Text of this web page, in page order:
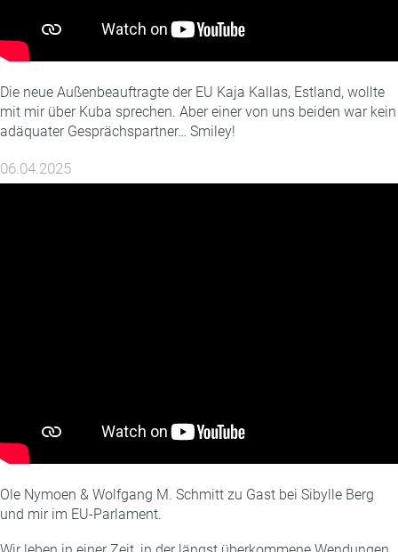
Die neue Außenbeauftragte der EU Kaja Kallas, Estland, wollte
mit mir über Kuba sprechen. Aber einer von uns beiden war kein
adäquater Gesprächspartner… Smiley!
06.04.2025
Ole Nymoen & Wolfgang M. Schmitt zu Gast bei Sibylle Berg
und mir im EU-Parlament.